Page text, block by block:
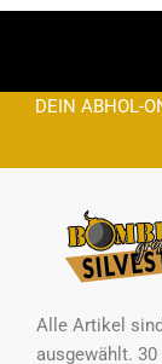
DEIN ABHOL-
Alle Artikel
ausgewählt.